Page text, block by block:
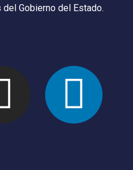
Gobierno del Estado.